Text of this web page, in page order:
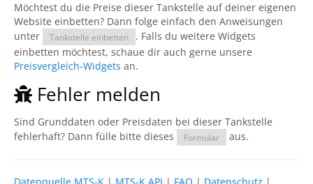
Möchtest du die Preise dieser Tankstelle auf deiner eigenen
Website einbetten? Dann folge einfach den Anweisungen
unter
Tankstelle einbetten
. Falls du weitere Widgets
einbetten möchtest, schaue dir auch gerne unsere
Preisvergleich-Widgets an.
Fehler melden
Sind Grunddaten oder Preisdaten bei dieser Tankstelle
fehlerhaft? Dann fülle bitte dieses
Formular aus.